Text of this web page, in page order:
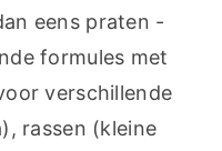
eens praten -
formules met
verschillende
rassen (kleine